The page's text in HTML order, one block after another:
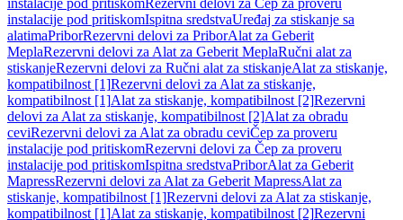
instalacije pod pritiskomRezervni delovi za Čep za proveru
instalacije pod pritiskomIspitna sredstvaUređaj za stiskanje sa
alatimaPriborRezervni delovi za PriborAlat za Geberit
MeplaRezervni delovi za Alat za Geberit MeplaRučni alat za
stiskanjeRezervni delovi za Ručni alat za stiskanjeAlat za stiskanje,
kompatibilnost [1]Rezervni delovi za Alat za stiskanje,
kompatibilnost [1]Alat za stiskanje, kompatibilnost [2]Rezervni
delovi za Alat za stiskanje, kompatibilnost [2]Alat za obradu
ceviRezervni delovi za Alat za obradu ceviČep za proveru
instalacije pod pritiskomRezervni delovi za Čep za proveru
instalacije pod pritiskomIspitna sredstvaPriborAlat za Geberit
MapressRezervni delovi za Alat za Geberit MapressAlat za
stiskanje, kompatibilnost [1]Rezervni delovi za Alat za stiskanje,
kompatibilnost [1]Alat za stiskanje, kompatibilnost [2]Rezervni